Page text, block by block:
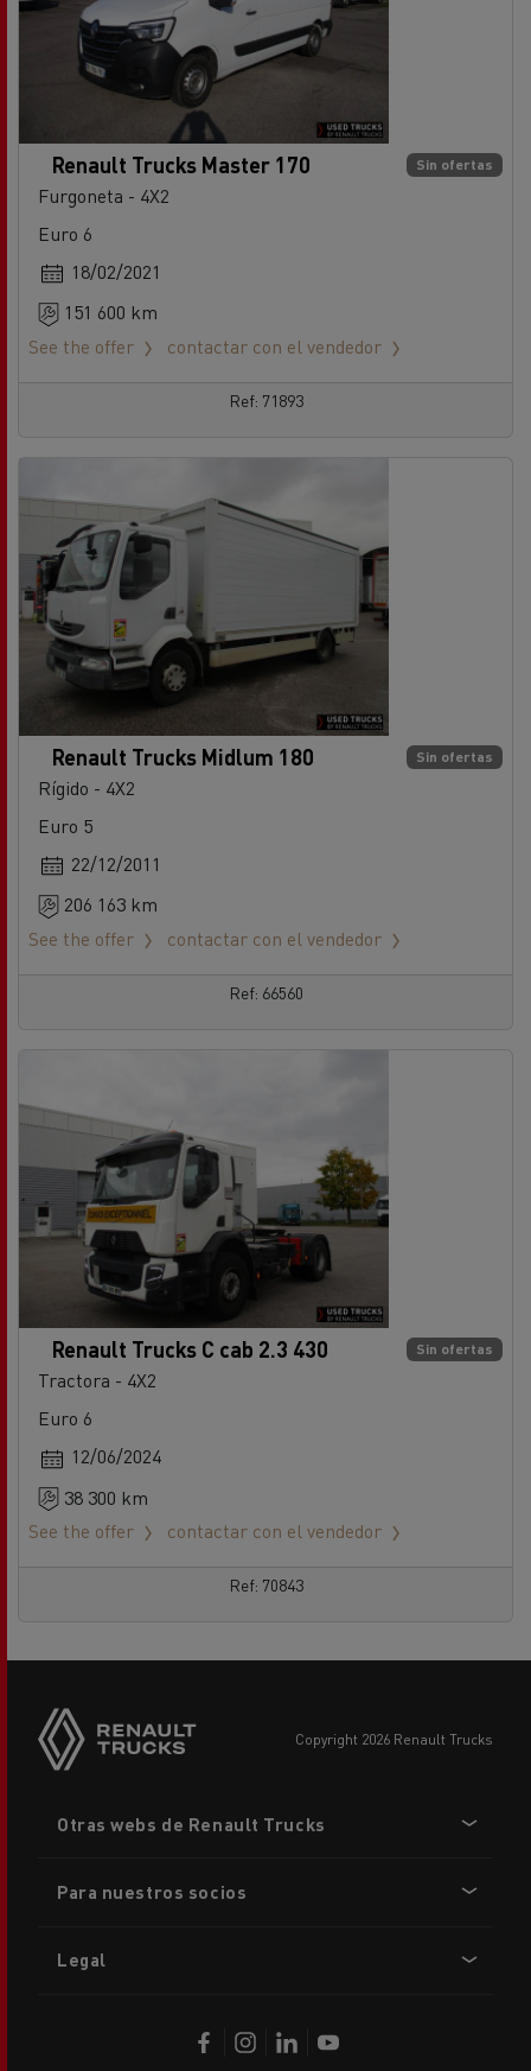
Sin ofertas
Renault Trucks Master 170
Furgoneta - 4X2
Euro 6
18/02/2021
151 600 km
See the offer
contactar con el vendedor
Ref: 71893
Sin ofertas
Renault Trucks Midlum 180
Rígido - 4X2
Euro 5
22/12/2011
206 163 km
See the offer
contactar con el vendedor
Ref: 66560
Sin ofertas
Renault Trucks C cab 2.3 430
Tractora - 4X2
Euro 6
12/06/2024
38 300 km
See the offer
contactar con el vendedor
Ref: 70843
copyright 2026 Renault Trucks
menu
Otras webs de Renault Trucks
Para nuestros socios
Legal